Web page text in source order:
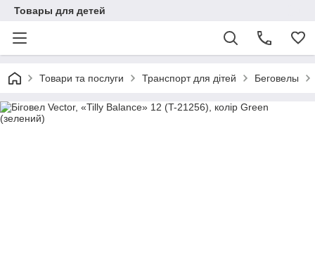
Товары для детей
Товари та послуги Транспорт для дітей Беговелы